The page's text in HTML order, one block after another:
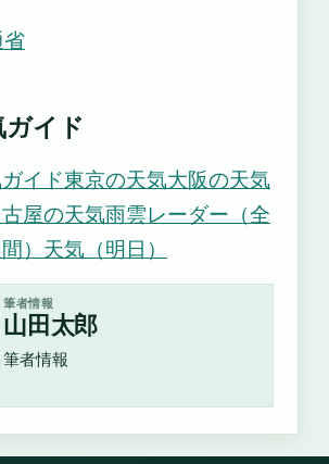
イド
イド東京の天気大阪の天気
屋の天気雨雲レーダー（全
） 天気（明日）
筆者情報
山田太郎
筆者情報